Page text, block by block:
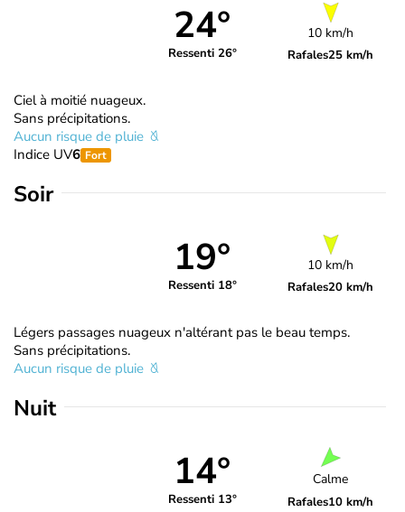
24°
Ressenti 26°
10 km/h
Rafales25 km/h
Ciel à moitié nuageux.
Sans précipitations.
Aucun risque de pluie
Indice UV6 Fort
Soir
19°
Ressenti 18°
10 km/h
Rafales20 km/h
Légers passages nuageux n'altérant pas le beau temps.
Sans précipitations.
Aucun risque de pluie
Nuit
14°
Ressenti 13°
Calme
Rafales10 km/h